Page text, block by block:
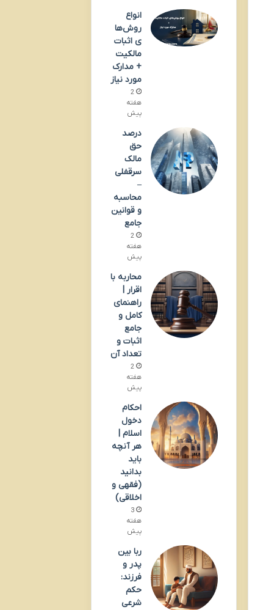
انواع
روش‌ها
ی اثبات
مالکیت
+ مدارک
مورد نیاز
2
هفته
پیش
درصد
حق
مالک
سرقفلی
–
محاسبه
و قوانین
جامع
2
هفته
پیش
محاربه با
اقرار |
راهنمای
کامل و
جامع
اثبات و
تعداد آن
2
هفته
پیش
احکام
دخول
اسلام |
هر آنچه
باید
بدانید
(فقهی و
اخلاقی)
3
هفته
پیش
ربا بین
پدر و
فرزند:
حکم
شرعی